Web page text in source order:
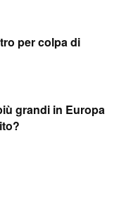
per colpa di
grandi in Europa